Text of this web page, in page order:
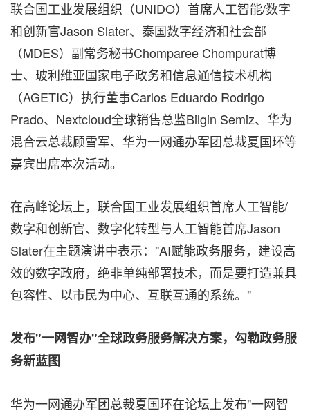
联合国工业发展组织（UNIDO）首席人工智能/数字
和创新官Jason Slater、泰国数字经济和社会部
（MDES）副常务秘书Chomparee Chompurat博
士、玻利维亚国家电子政务和信息通信技术机构
（AGETIC）执行董事Carlos Eduardo Rodrigo
Prado、Nextcloud全球销售总监Bilgin Semiz、华为
混合云总裁顾雪军、华为一网通办军团总裁夏国环等
嘉宾出席本次活动。
在高峰论坛上，联合国工业发展组织首席人工智能/
数字和创新官、数字化转型与人工智能首席Jason
Slater在主题演讲中表示："AI赋能政务服务，建设高
效的数字政府，绝非单纯部署技术，而是要打造兼具
包容性、以市民为中心、互联互通的系统。"
发布"一网智办"全球政务服务解决方案，勾勒政务服
务新蓝图
华为一网通办军团总裁夏国环在论坛上发布"一网智